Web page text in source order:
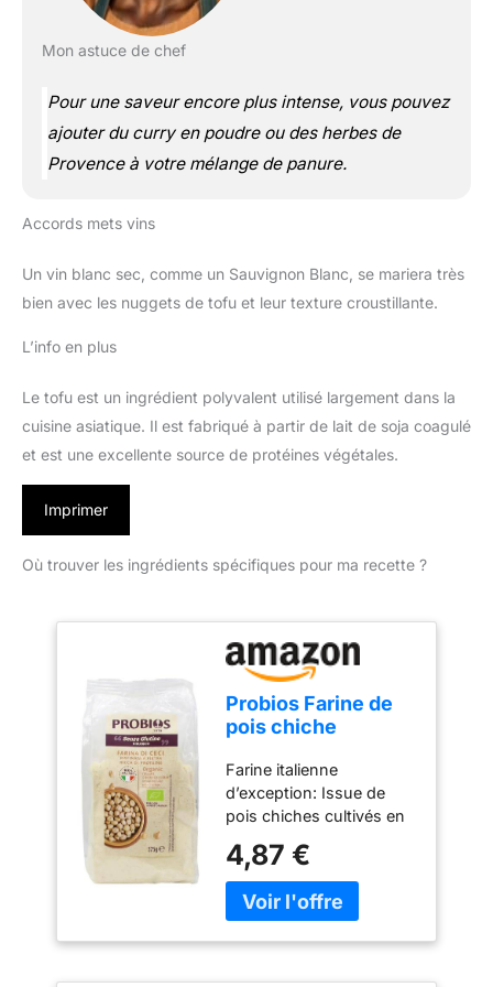
Mon astuce de chef
Pour une saveur encore plus intense, vous pouvez
ajouter du curry en poudre ou des herbes de
Provence à votre mélange de panure.
Accords mets vins
Un vin blanc sec, comme un Sauvignon Blanc, se mariera très
bien avec les nuggets de tofu et leur texture croustillante.
L’info en plus
Le tofu est un ingrédient polyvalent utilisé largement dans la
cuisine asiatique. Il est fabriqué à partir de lait de soja coagulé
et est une excellente source de protéines végétales.
Imprimer
Où trouver les ingrédients spécifiques pour ma recette ?
Probios Farine de
pois chiche
gluten - Riche en
protéines et en
fibres - 375 g
Farine italienne
d’exception: Issue de
pois chiches cultivés en
Italienne est finement
moulue pour préserver
sa texture naturelle et
authentiques et
4,87 €